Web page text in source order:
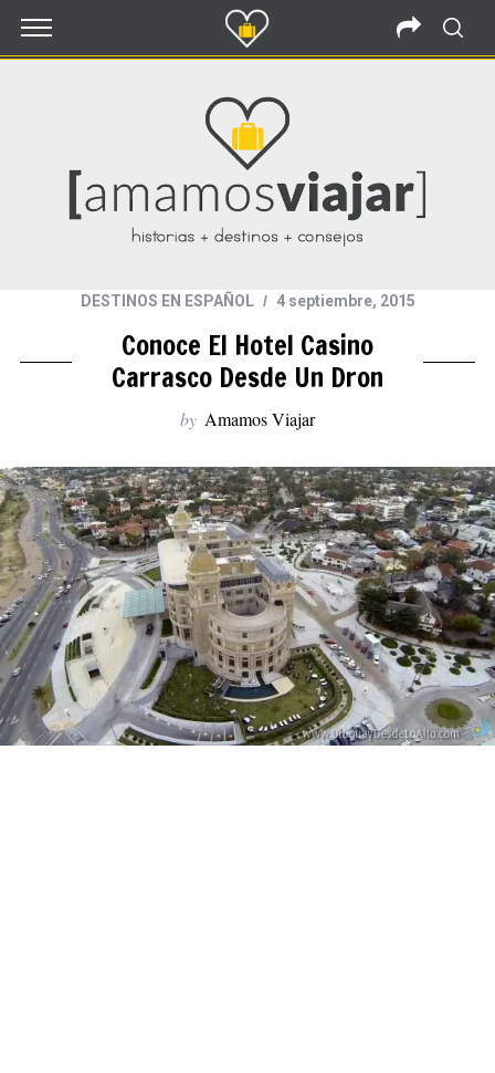
DESTINOS EN ESPAÑOL 4 septiembre, 2015
Conoce El Hotel Casino
Carrasco Desde Un Dron
by Amamos Viajar